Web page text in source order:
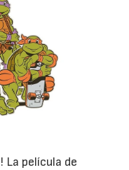
La película de